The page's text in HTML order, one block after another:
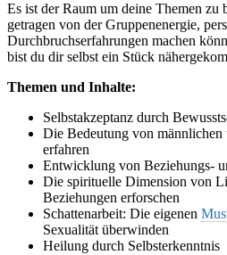
Es ist der Raum um deine Themen zu
getragen von der Gruppenenergie,
Durchbruchserfahrungen machen
bist du dir selbst ein Stück
Themen und Inhalte:
Selbstakzeptanz durch
Die Bedeutung von
erfahren
Entwicklung von Beziehungs-
Die spirituelle Dimension von
Beziehungen erforschen
Schattenarbeit: Die eigenen
Sexualität überwinden
Heilung durch Selbsterkenntnis